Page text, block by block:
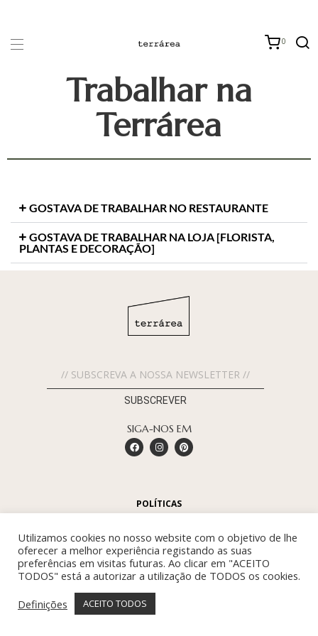
0
Trabalhar na
Terrárea
GOSTAVA DE TRABALHAR NO RESTAURANTE
GOSTAVA DE TRABALHAR NA LOJA [FLORISTA,
PLANTAS E DECORAÇÃO]
Utilizamos cookies no nosso website com o objetivo de lhe
oferecer a melhor experiência registando as suas
preferências em visitas futuras. Ao clicar em "ACEITO
TODOS" está a autorizar a utilização de TODOS os cookies.
Definições
ACEITO TODOS
SUBSCREVER
SIGA-NOS EM
POLÍTICAS
CONTACTOS